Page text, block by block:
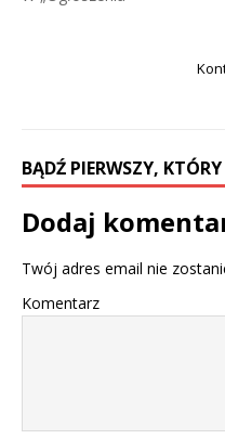
BĄDŹ PIERWSZY,
Dodaj
Twój adres email nie
Komentarz